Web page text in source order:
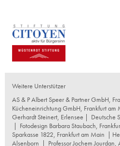
Weitere Unterstützer
AS & P Albert Speer & Partner GmbH,
Kücheneinrichtung GmbH, Frankfurt am
Gerhardt Steinert, Erlensee | Deutsche
| Fotodesign Barbara Staubach,
Sparkasse 1822, Frankfurt am Main |
Alsenborn | Professor Jochem